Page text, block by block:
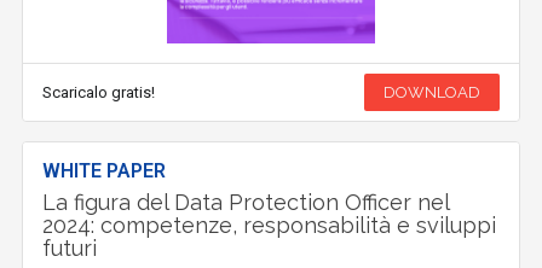
Scaricalo gratis! DOWNLOAD
WHITE PAPER
La figura del Data Protection Officer nel
2024: competenze, responsabilità e sviluppi
futuri